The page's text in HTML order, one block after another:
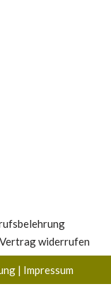
Vertrag widerrufen
| Impressum